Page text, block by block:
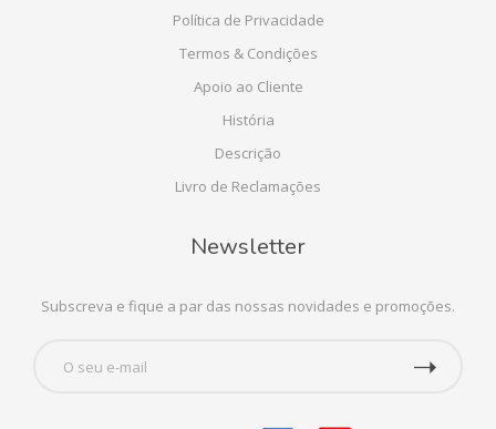
Política de Privacidade
Termos & Condições
Apoio ao Cliente
História
Descrição
Livro de Reclamações
Newsletter
Subscreva e fique a par das nossas novidades e promoções.